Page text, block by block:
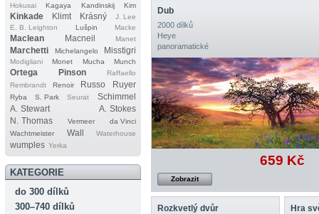
Hokusai
Kagaya Kandinskij Kim
Kinkade Klimt Krásný
J. Lee
E. B. Leighton
Lušpin Macke
Maclean Macneil Manet
Marchetti Michelangelo Misstigri
Modigliani Monet Mucha Munch
Ortega Pinson
Raffaello
Rembrandt
Renoir Russo Ruyer
Ryba S. Park Seurat
Schimmel
A. Stewart
A. Stokes
N. Thomas
Vermeer
da Vinci
Wachtmeister
Wall Waterhouse
wumples Yerka
KATEGORIE
do 300 dílků
300–740 dílků
Dub
2000 dílků
Heye
panoramatické
659 Kč
Zobrazit
Rozkvetlý dvůr Hra